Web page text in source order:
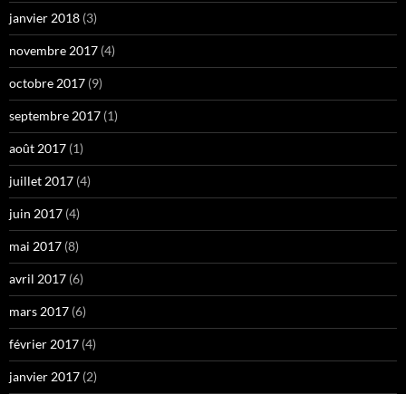
janvier 2018 (3)
novembre 2017 (4)
octobre 2017 (9)
septembre 2017 (1)
août 2017 (1)
juillet 2017 (4)
juin 2017 (4)
mai 2017 (8)
avril 2017 (6)
mars 2017 (6)
février 2017 (4)
janvier 2017 (2)